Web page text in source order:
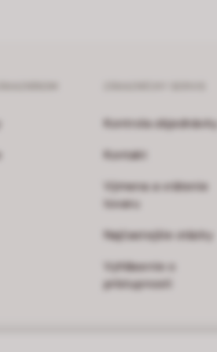
Kontrola objednávky
Kontakt
Výmena a vrátenie
tovaru
Najčastejšie otázky
Vyhlásenie o
prístupnosti